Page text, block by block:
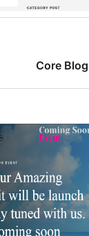
Core Blog